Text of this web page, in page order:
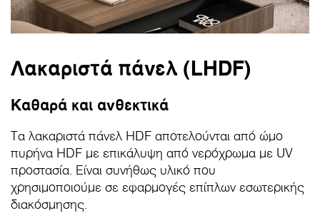
Λακαριστά πάνελ (LHDF)
Καθαρά και ανθεκτικά
Τα λακαριστά πάνελ HDF αποτελούνται από ώμο
πυρήνα HDF με επικάλυψη από νερόχρωμα με UV
προστασία. Είναι συνήθως υλικό που
χρησιμοποιούμε σε εφαρμογές επίπλων εσωτερικής
διακόσμησης.